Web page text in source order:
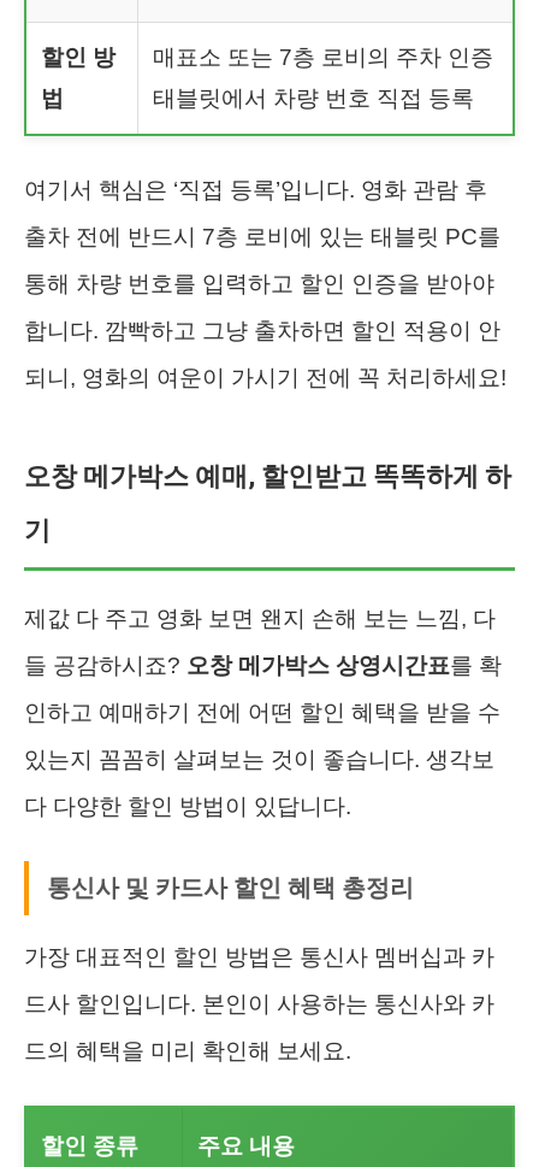
할인 방
법
매표소 또는 7층 로비의 주차 인증
태블릿에서 차량 번호 직접 등록
여기서 핵심은 ‘직접 등록’입니다. 영화 관람 후
출차 전에 반드시 7층 로비에 있는 태블릿 PC를
통해 차량 번호를 입력하고 할인 인증을 받아야
합니다. 깜빡하고 그냥 출차하면 할인 적용이 안
되니, 영화의 여운이 가시기 전에 꼭 처리하세요!
오창 메가박스 예매, 할인받고 똑똑하게 하
기
제값 다 주고 영화 보면 왠지 손해 보는 느낌, 다
들 공감하시죠? 오창 메가박스 상영시간표를 확
인하고 예매하기 전에 어떤 할인 혜택을 받을 수
있는지 꼼꼼히 살펴보는 것이 좋습니다. 생각보
다 다양한 할인 방법이 있답니다.
통신사 및 카드사 할인 혜택 총정리
가장 대표적인 할인 방법은 통신사 멤버십과 카
드사 할인입니다. 본인이 사용하는 통신사와 카
드의 혜택을 미리 확인해 보세요.
할인 종류 주요 내용